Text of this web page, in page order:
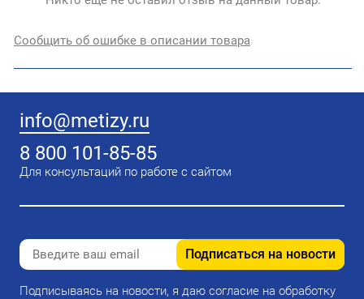
Сообщить об ошибке в описании товара
info@metizy.ru
8 800 101-85-85
Для консультаций по работе с сайтом
Подписаться на новости
Подписываясь на новости, я даю согласие на обработку